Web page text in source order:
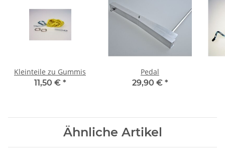
Kleinteile zu Gummis
11,50 € *
Pedal
29,90 € *
Ähnliche Artikel